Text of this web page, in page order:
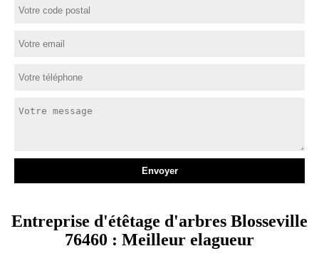
Entreprise d'étêtage d'arbres Blosseville
76460 : Meilleur elagueur